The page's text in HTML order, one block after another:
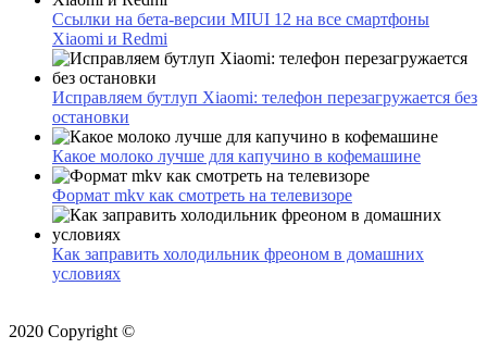
Ссылки на бета-версии MIUI 12 на все смартфоны
Xiaomi и Redmi
Исправляем бутлуп Xiaomi: телефон перезагружается без
остановки
Какое молоко лучше для капучино в кофемашине
Формат mkv как смотреть на телевизоре
Как заправить холодильник фреоном в домашних
условиях
2020 Copyright ©